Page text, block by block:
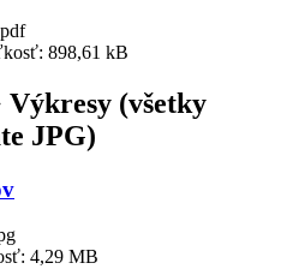
898,61 kB
Výkresy (všetky
JPG)
4,29 MB